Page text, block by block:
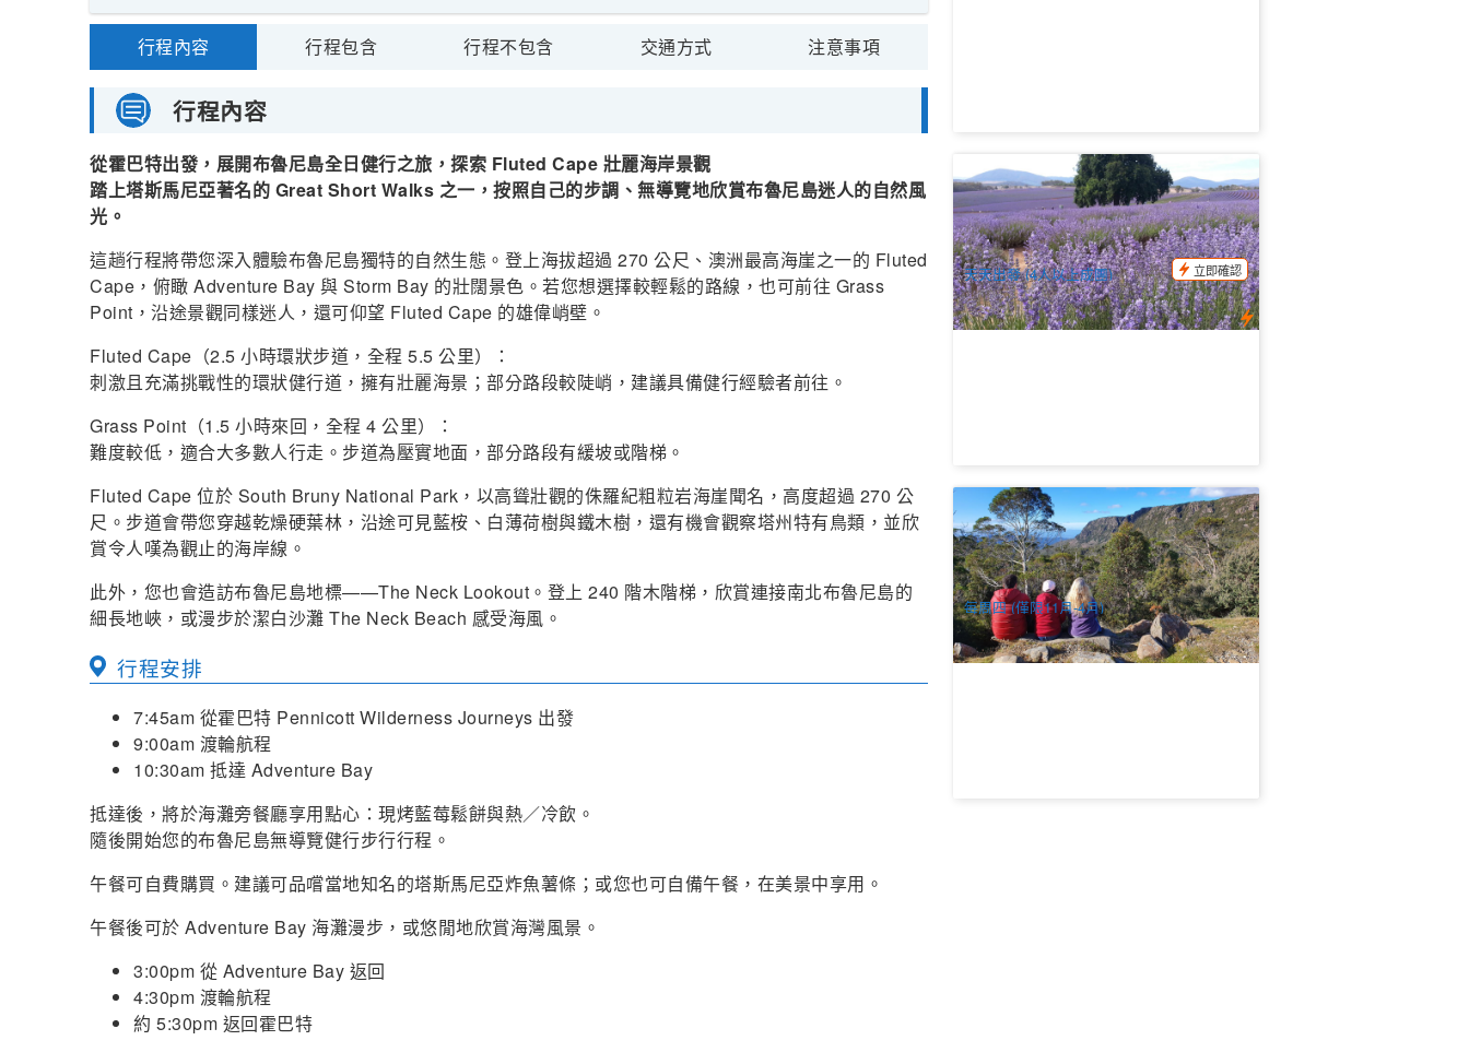
行程內容 行程包含 行程不包含 交通方式 注意事項
行程內容
從霍巴特出發，展開布魯尼島全日健行之旅，探索 Fluted Cape 壯麗海岸景觀
踏上塔斯馬尼亞著名的 Great Short Walks 之一，按照自己的步調、無導覽地欣賞布魯尼島迷人的自然風
光。
這趟行程將帶您深入體驗布魯尼島獨特的自然生態。登上海拔超過 270 公尺、澳洲最高海崖之一的 Fluted
Cape，俯瞰 Adventure Bay 與 Storm Bay 的壯闊景色。若您想選擇較輕鬆的路線，也可前往 Grass
Point，沿途景觀同樣迷人，還可仰望 Fluted Cape 的雄偉峭壁。
Fluted Cape（2.5 小時環狀步道，全程 5.5 公里）：
刺激且充滿挑戰性的環狀健行道，擁有壯麗海景；部分路段較陡峭，建議具備健行經驗者前往。
Grass Point（1.5 小時來回，全程 4 公里）：
難度較低，適合大多數人行走。步道為壓實地面，部分路段有緩坡或階梯。
Fluted Cape 位於 South Bruny National Park，以高聳壯觀的侏羅紀粗粒岩海崖聞名，高度超過 270 公
尺。步道會帶您穿越乾燥硬葉林，沿途可見藍桉、白薄荷樹與鐵木樹，還有機會觀察塔州特有鳥類，並欣
賞令人嘆為觀止的海岸線。
此外，您也會造訪布魯尼島地標——The Neck Lookout。登上 240 階木階梯，欣賞連接南北布魯尼島的
細長地峽，或漫步於潔白沙灘 The Neck Beach 感受海風。
行程安排
7:45am 從霍巴特 Pennicott Wilderness Journeys 出發
9:00am 渡輪航程
10:30am 抵達 Adventure Bay
抵達後，將於海灘旁餐廳享用點心：現烤藍莓鬆餅與熱／冷飲。
隨後開始您的布魯尼島無導覽健行步行行程。
午餐可自費購買。建議可品嚐當地知名的塔斯馬尼亞炸魚薯條；或您也可自備午餐，在美景中享用。
午餐後可於 Adventure Bay 海灘漫步，或悠閒地欣賞海灣風景。
3:00pm 從 Adventure Bay 返回
4:30pm 渡輪航程
約 5:30pm 返回霍巴特
塔斯馬尼亞 布萊斯多薰衣草莊園接駁車｜
朗塞斯頓往返 (Bridestowe Lavender
Farm)
77 已預訂
AUD $98.00 $100.00
TAS06466
天天出發 (4人以上成團)
立即確認
塔斯馬尼亞 高地湖泊與野性小團體之旅
(The Great Lake and Untamed High
Country) (霍巴特出發)
45 已預訂
AUD $250.00 $260.00
TAS06766
每周四 (僅限11月-4月)